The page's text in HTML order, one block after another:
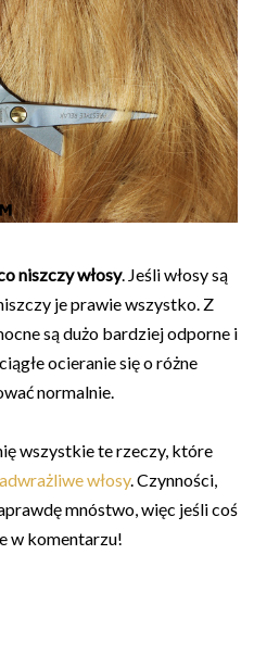
niszczy włosy. Jeśli włosy są
je prawie wszystko. Z
są dużo bardziej odporne i
ocieranie się o różne
normalnie.
wszystkie te rzeczy, które
włosy. Czynności,
mnóstwo, więc jeśli coś
w komentarzu!